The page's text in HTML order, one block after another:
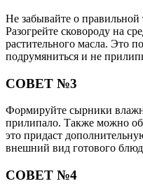
Не забывайте о правильной
Разогрейте сковороду на
растительного масла. Это
подрумяниться и не
СОВЕТ №3
Формируйте сырники
прилипало. Также можно
это придаст
внешний вид готового
СОВЕТ №4